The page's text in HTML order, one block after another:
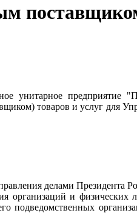
унитарное
товаров и услуг для
делами Президента
организаций и
подведомственных